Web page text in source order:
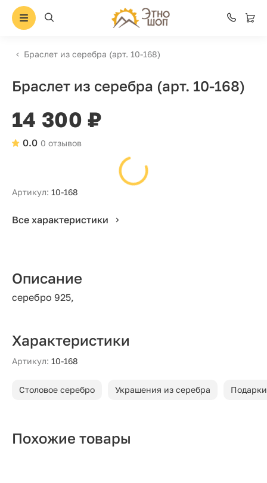
Браслет из серебра (арт. 10-168)
Браслет из серебра (арт. 10-168)
14 300 ₽
0 отзывов
0.0
Артикул: 10-168
Все характеристики
Описание
серебро 925,
Характеристики
Артикул: 10-168
Столовое серебро Украшения из серебра
Похожие товары